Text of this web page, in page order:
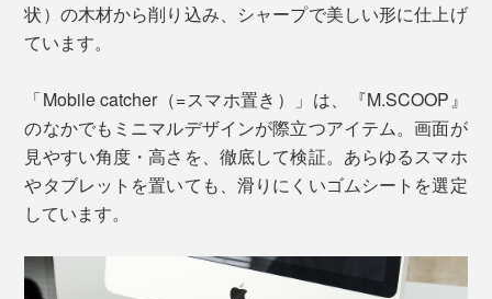
状）の木材から削り込み、シャープで美しい形に仕上げ
ています。
「Mobile catcher（=スマホ置き）」は、『M.SCOOP』
のなかでもミニマルデザインが際立つアイテム。画面が
見やすい角度・高さを、徹底して検証。あらゆるスマホ
やタブレットを置いても、滑りにくいゴムシートを選定
しています。